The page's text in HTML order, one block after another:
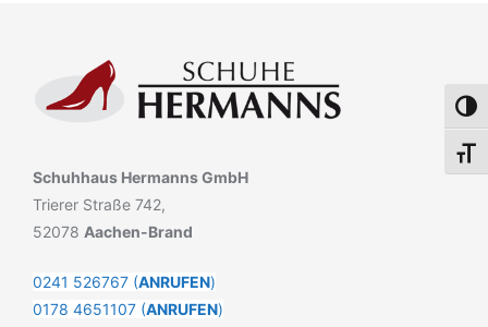
Schuhhaus Hermanns GmbH
Trierer Straße 742,
52078 Aachen-Brand
0241 526767 (ANRUFEN)
0178 4651107 (ANRUFEN)